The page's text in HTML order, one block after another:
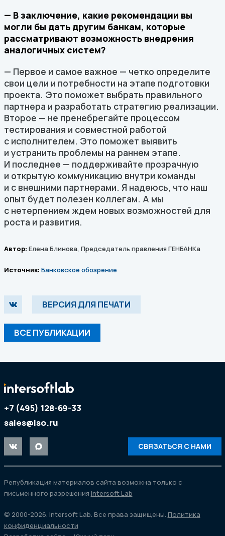
— В заключение, какие рекомендации вы
могли бы дать другим банкам, которые
рассматривают возможность внедрения
аналогичных систем?
— Первое и самое важное — четко определите
свои цели и потребности на этапе подготовки
проекта. Это поможет выбрать правильного
партнера и разработать стратегию реализации.
Второе — не пренебрегайте процессом
тестирования и совместной работой
с исполнителем. Это поможет выявить
и устранить проблемы на раннем этапе.
И последнее — поддерживайте прозрачную
и открытую коммуникацию внутри команды
и с внешними партнерами. Я надеюсь, что наш
опыт будет полезен коллегам. А мы
с нетерпением ждем новых возможностей для
роста и развития.
Автор: Елена Блинова, Председатель правления ГЕНБАНКа
Источник: Банковское обозрение
ВЕРСИЯ ДЛЯ ПЕЧАТИ
ВСЕ ПУБЛИКАЦИИ
+7 (495) 128-69-33
sales@iso.ru
СВЯЗАТЬСЯ С НАМИ
Републикация материалов сайта возможна только с
письменного разрешения Intersoft Lab
© 2000-2026. Intersoft Lab. Все права защищены. Политика
конфиденциальности